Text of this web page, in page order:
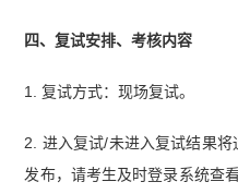
四、复试安排、考核内容
1. 复试方式：现场复试。
2. 进入复试/未进入复试结果
发布，请考生及时登录系统查